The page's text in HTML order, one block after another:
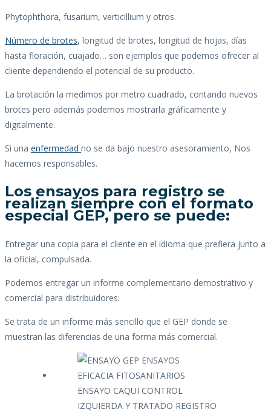
Phytophthora, fusarium, verticillium y otros.
Número de brotes, longitud de brotes, longitud de hojas, días
hasta floración, cuajado… son ejemplos que podemos ofrecer al
cliente dependiendo el potencial de su producto.
La brotación la medimos por metro cuadrado, contando nuevos
brotes pero además podemos mostrarla gráficamente y
digitalmente.
Si una enfermedad no se da bajo nuestro asesoramiento, Nos
hacemos responsables.
Los ensayos para registro se
realizan siempre con el formato
especial GEP, pero se puede:
Entregar una copia para el cliente en el idioma que prefiera junto a
la oficial, compulsada.
Podemos entregar un informe complementario demostrativo y
comercial para distribuidores:
Se trata de un informe más sencillo que el GEP donde se
muestran las diferencias de una forma más comercial.
ENSAYO CAQUI CONTROL
IZQUIERDA Y TRATADO REGISTRO